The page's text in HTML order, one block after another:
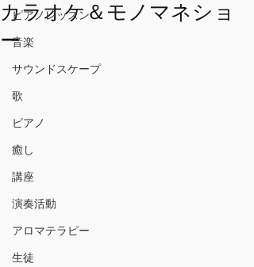
ピアノレッスン
音楽
サウンドスケープ
歌
ピアノ
癒し
講座
演奏活動
アロマテラピー
生徒
カラオケ＆モノマネショ
ー